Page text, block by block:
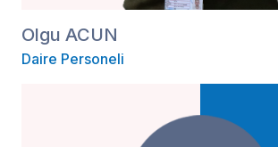
Olgu ACUN
Daire Personeli